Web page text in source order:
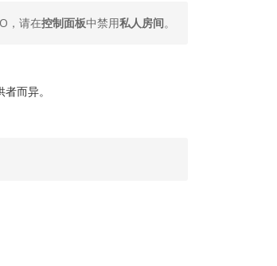
，请在控制面板中禁用私人房间。
而异。